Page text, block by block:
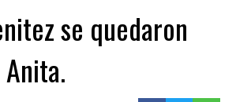
se quedaron